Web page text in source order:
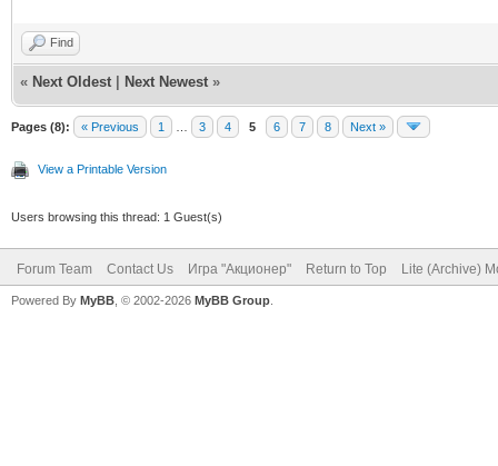
Find
« Next Oldest Next Newest »
Pages (8): « Previous 1 3 4 5 6 7 8 Next »
View a Printable Version
Users browsing this thread: 1 Guest(s)
Forum Team Contact Us Игра "Акционер" Return to Top Lite (Archive)
Powered By MyBB , © 2002-2026 MyBB Group